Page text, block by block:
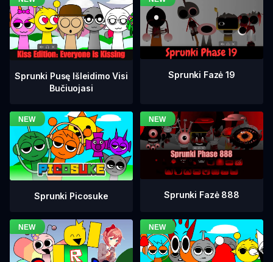
Sprunki Pusę Išleidimo Visi
Bučiuojasi
Sprunki Fazė 19
Sprunki Picosuke Sprunki Fazė 888